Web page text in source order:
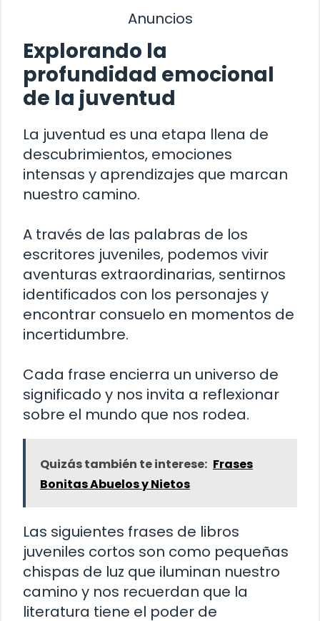
Anuncios
Explorando la
profundidad emocional
de la juventud
La juventud es una etapa llena de
descubrimientos, emociones
intensas y aprendizajes que marcan
nuestro camino.
A través de las palabras de los
escritores juveniles, podemos vivir
aventuras extraordinarias, sentirnos
identificados con los personajes y
encontrar consuelo en momentos de
incertidumbre.
Cada frase encierra un universo de
significado y nos invita a reflexionar
sobre el mundo que nos rodea.
Quizás también te interese: Frases
Bonitas Abuelos y Nietos
Las siguientes frases de libros
juveniles cortos son como pequeñas
chispas de luz que iluminan nuestro
camino y nos recuerdan que la
literatura tiene el poder de